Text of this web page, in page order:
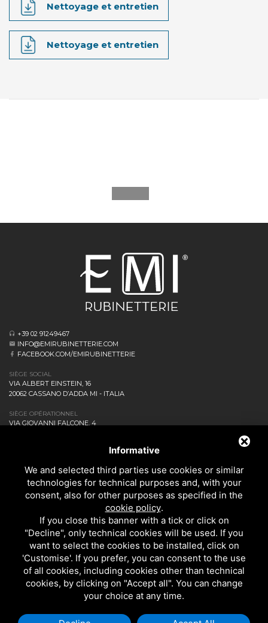
Nettoyage et entretien
Nettoyage et entretien
+39 02 91249467
INFO@EMIRUBINETTERIE.COM
FACEBOOK.COM/EMIRUBINETTERIE
SIÈGE SOCIAL
VIA ALBERT EINSTEIN, 16
20062 CASSANO D’ADDA MI - ITALIA
SIÈGE OPÉRATIONNEL
VIA GIOVANNI FALCONE, 4
DOWNLOAD
CONTACTEZ-NOUS!
PRIVACY
TOUS LES PRODUITS
EMI RUBINETTERIE SRL - P.IVA 09985650960
CE SITE EST PROTÉGÉ PAR GOOGLE RECAPTCHA V3, LES RÈGLES DE
ET LESCONDITIONS D'UTILISATION.
Informative
We and selected third parties use cookies or similar
technologies for technical purposes and, with your
consent, also for other purposes as specified in the
cookie policy.
If you close this banner with a tick or click on
"Decline", only technical cookies will be used. If you
want to select the cookies to be installed, click on
'Customise'. If you prefer, you can consent to the use
of all cookies, including cookies other than technical
cookies, by clicking on "Accept all". You can change
your choice at any time.